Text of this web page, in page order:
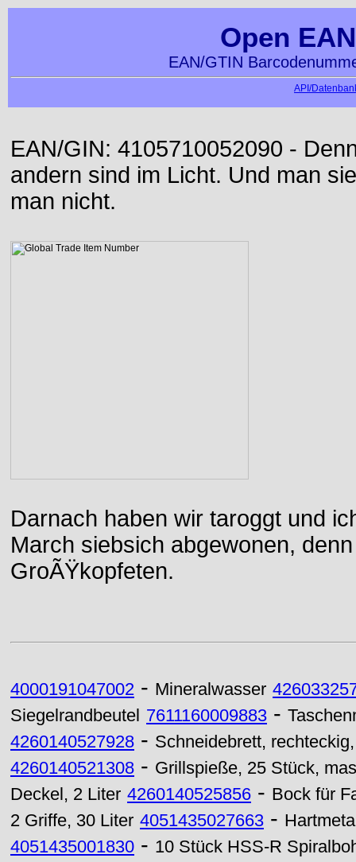
Open
EAN/GTIN
API/
EAN/GIN: 4105710052090 -
andern sind im Licht. Und man
man nicht.
Darnach haben wir taroggt und
March siebsich abgewonen,
GroÃŸkopfeten.
4000191047002 - Mineralwasser
Siegelrandbeutel 7611160009883 -
4260140527928 - Schneidebrett,
4260140521308 - Grillspieße, 25 Stück,
Deckel, 2 Liter 4260140525856 - Bock für
2 Griffe, 30 Liter 4051435027663 -
4051435001830 - 10 Stück HSS-R